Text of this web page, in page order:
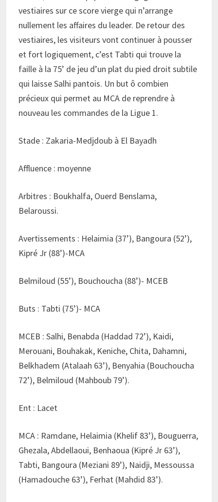
vestiaires sur ce score vierge qui n’arrange
nullement les affaires du leader. De retour des
vestiaires, les visiteurs vont continuer à pousser
et fort logiquement, c’est Tabti qui trouve la
faille à la 75’ de jeu d’un plat du pied droit subtile
qui laisse Salhi pantois. Un but ô combien
précieux qui permet au MCA de reprendre à
nouveau les commandes de la Ligue 1.
Stade : Zakaria-Medjdoub à El Bayadh
Affluence : moyenne
Arbitres : Boukhalfa, Ouerd Benslama,
Belaroussi.
Avertissements : Helaimia (37’), Bangoura (52’),
Kipré Jr (88’)-MCA
Belmiloud (55’), Bouchoucha (88’)- MCEB
Buts : Tabti (75’)- MCA
MCEB : Salhi, Benabda (Haddad 72’), Kaidi,
Merouani, Bouhakak, Keniche, Chita, Dahamni,
Belkhadem (Atalaah 63’), Benyahia (Bouchoucha
72’), Belmiloud (Mahboub 79’).
Ent : Lacet
MCA : Ramdane, Helaimia (Khelif 83’), Bouguerra,
Ghezala, Abdellaoui, Benhaoua (Kipré Jr 63’),
Tabti, Bangoura (Meziani 89’), Naidji, Messoussa
(Hamadouche 63’), Ferhat (Mahdid 83’).